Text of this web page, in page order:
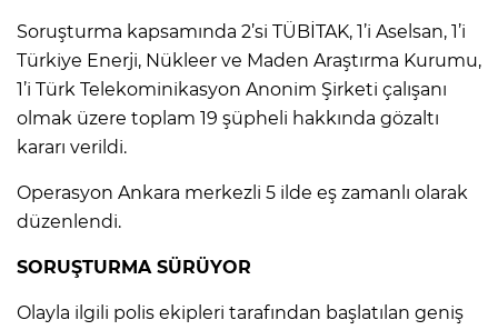
Soruşturma kapsamında 2’si TÜBİTAK, 1’i Aselsan, 1’i
Türkiye Enerji, Nükleer ve Maden Araştırma Kurumu,
1’i Türk Telekominikasyon Anonim Şirketi çalışanı
olmak üzere toplam 19 şüpheli hakkında gözaltı
kararı verildi.
Operasyon Ankara merkezli 5 ilde eş zamanlı olarak
düzenlendi.
SORUŞTURMA SÜRÜYOR
Olayla ilgili polis ekipleri tarafından başlatılan geniş